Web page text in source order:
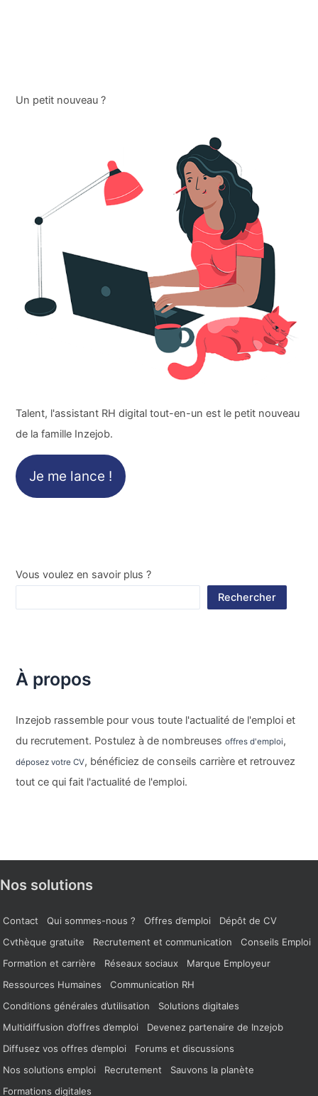
Un petit nouveau ?
Talent, l'assistant RH digital tout-en-un est le petit nouveau
de la famille Inzejob.
Je me lance !
Vous voulez en savoir plus ?
Rechercher
À propos
Inzejob rassemble pour vous toute l'actualité de l'emploi et
du recrutement. Postulez à de nombreusesoffres d'emploi,
déposez votre CV, bénéficiez de conseils carrière et retrouvez
tout ce qui fait l'actualité de l'emploi.
Nos solutions
Contact Qui sommes-nous ? Offres d’emploi
Dépôt de CV
Cvthèque gratuite
Recrutement et communication
Conseils Emploi
Formation et carrière
Réseaux sociaux
Marque Employeur
Ressources Humaines
Communication RH
Conditions générales d’utilisation
Solutions digitales
Multidiffusion d’offres d’emploi
Devenez partenaire de Inzejob
Diffusez vos offres d’emploi
Forums et discussions
Nos solutions emploi
Recrutement
Sauvons la planète
Formations digitales